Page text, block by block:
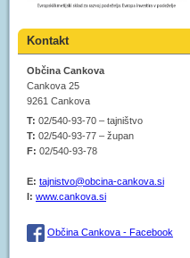
Kontakt
Občina Cankova
Cankova 25
9261 Cankova
T: 02/540-93-70 – tajništvo
T: 02/540-93-77 – župan
F: 02/540-93-78
E: tajnistvo@obcina-cankova.si
I: www.cankova.si
Občina Cankova - Facebook